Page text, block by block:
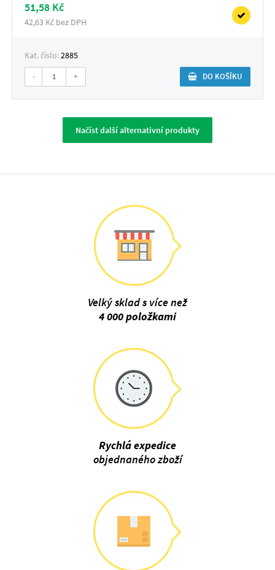
51,58 Kč
42,63 Kč bez DPH
Kat. číslo:2885
- + DO KOŠÍKU
Načíst další alternativní produkty
Velký sklad s více než
4 000 položkami
Rychlá expedice
objednaného zboží